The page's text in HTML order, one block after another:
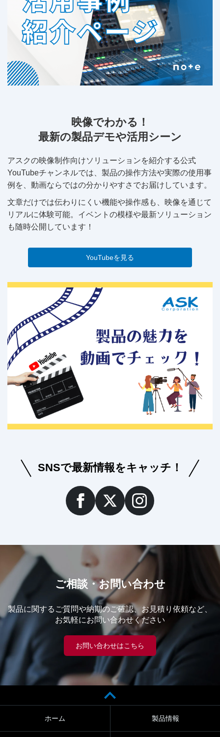
映像でわかる！
最新の製品デモや活用シーン
アスクの映像制作向けソリューションを紹介する公式
YouTubeチャンネルでは、製品の操作方法や実際の使用事
例を、動画ならではの分かりやすさでお届けしています。
文章だけでは伝わりにくい機能や操作感も、映像を通じて
リアルに体験可能。イベントの模様や最新ソリューション
も随時公開しています！
YouTubeを見る
SNSで最新情報をキャッチ！
ご相談・お問い合わせ
製品に関するご質問や納期のご確認、お見積り依頼など、
お気軽にお問い合わせください
お問い合わせはこちら
ホーム 製品情報